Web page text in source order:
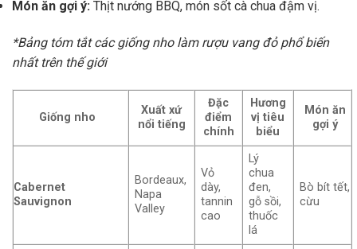
Món ăn gợi ý: Thịt nướng BBQ, món sốt cà chua đậm vị.
*Bảng tóm tắt các giống nho làm rượu vang đỏ phổ biến
nhất trên thế giới
Giống nho
Xuất xứ
nổi tiếng
Đặc
điểm
chính
Hương
vị tiêu
biểu
Món ăn
gợi ý
Cabernet
Sauvignon
Bordeaux,
Napa
Valley
Vỏ
dày,
tannin
cao
Lý
chua
đen,
gỗ sồi,
thuốc
lá
Bò bít tết,
cừu